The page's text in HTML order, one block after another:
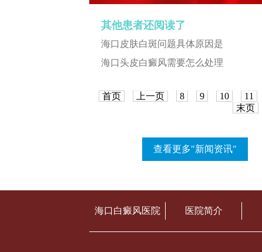
其他患者还阅读了
海口皮肤白斑问题具体原因是
海口头皮白癜风需要怎么处理
首页 上一页 8 9 10 11
末页
查看更多"新闻资讯"
海口白癜风医院 医院简介